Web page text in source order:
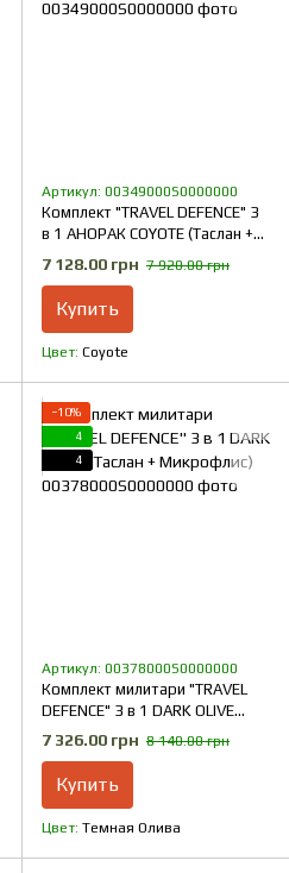
Артикул: 00349000S0000000
Комплект "TRAVEL DEFENCE" 3
в 1 АНОРАК COYOTE (Таслан +
Микрофлис)
7 128.00 грн 7 920.00 грн
Купить
Цвет Coyote
−10%
4
4
Артикул: 00378000S0000000
Комплект милитари "TRAVEL
DEFENCE" 3 в 1 DARK OLIVE
(Таслан + Микрофлис)
7 326.00 грн 8 140.00 грн
Купить
Цвет Темная Олива